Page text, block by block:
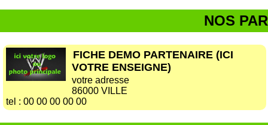
NOS
FICHE DEMO PARTENAIRE (ICI
VOTRE ENSEIGNE)
votre adresse
86000 VILLE
tel : 00 00 00 00 00